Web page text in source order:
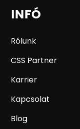
INFÓ
Rólunk
CSS Partner
Karrier
Kapcsolat
Blog